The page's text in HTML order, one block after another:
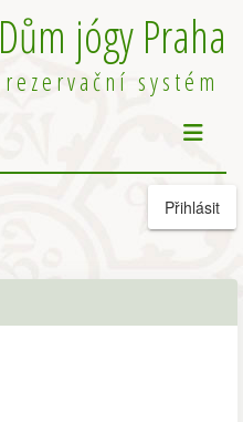
Dům jógy Praha
rezervační systém
Přihlásit